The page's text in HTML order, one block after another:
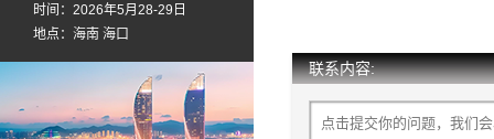
时间：2026年5月28-29日
地点：海南 海口
联系内容: